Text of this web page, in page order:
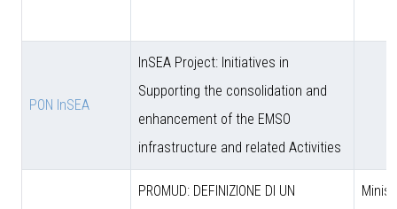
PON InSEA
InSEA Project: Initiatives in
Supporting the consolidation and
enhancement of the EMSO
infrastructure and related Activities
PROMUD: DEFINIZIONE DI UN